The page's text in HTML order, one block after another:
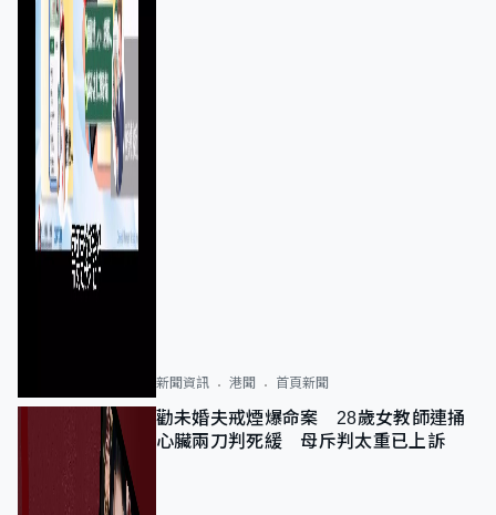
新聞資訊 港聞 首頁新聞
勸未婚夫戒煙爆命案 28歲女教師連捅
心臟兩刀判死緩 母斥判太重已上訴